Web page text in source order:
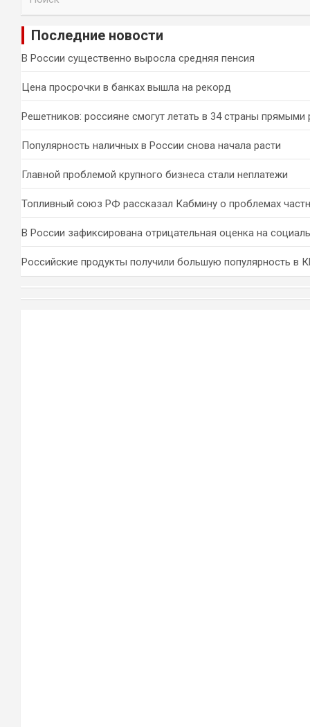
и
Последние новости
В России существенно выросла средняя пенсия
Цена просрочки в банках вышла на рекорд
Решетников: россияне смогут летать в 34 страны прямыми
Популярность наличных в России снова начала расти
Главной проблемой крупного бизнеса стали неплатежи
Топливный союз РФ рассказал Кабмину о проблемах
В России зафиксирована отрицательная оценка на
Российские продукты получили большую популярность в